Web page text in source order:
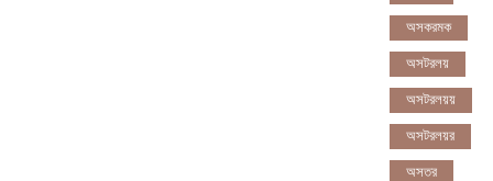
অসকরমক
অসটরলয়
অসটরলয়য়
অসটরলয়র
অসতর